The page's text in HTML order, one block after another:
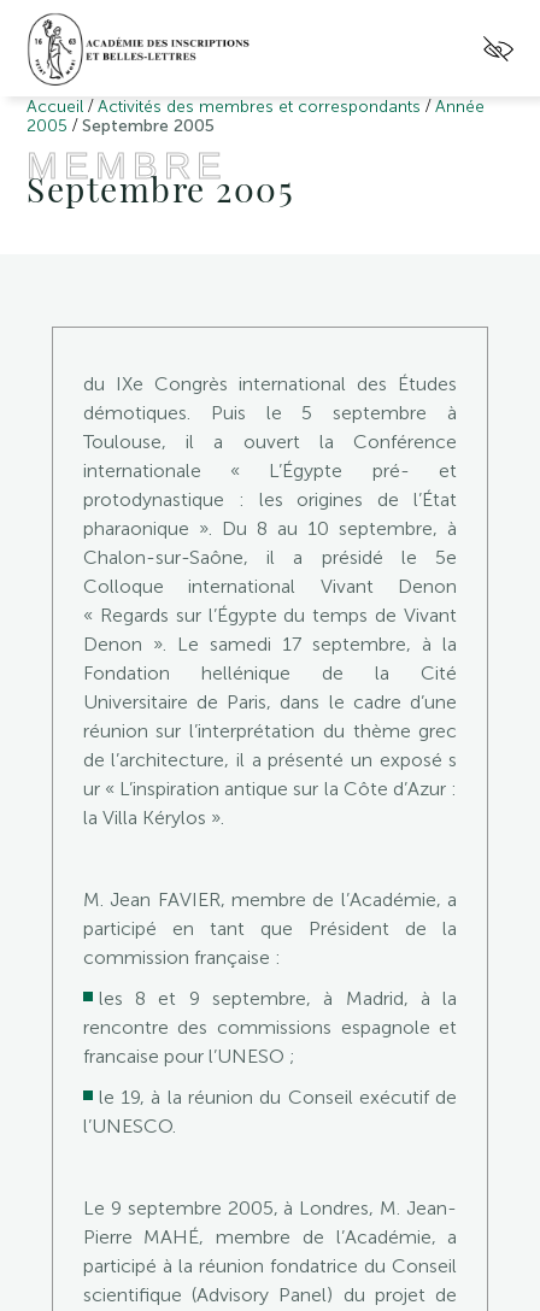
Accueil /Activités des membres et correspondants /Année
2005 /Septembre 2005
MEMBRE
Septembre 2005
du IXe Congrès international des Études
démotiques. Puis le 5 septembre à
Toulouse, il a ouvert la Conférence
internationale « L’Égypte pré- et
protodynastique : les origines de l’État
pharaonique ». Du 8 au 10 septembre, à
Chalon-sur-Saône, il a présidé le 5e
Colloque international Vivant Denon
« Regards sur l’Égypte du temps de Vivant
Denon ». Le samedi 17 septembre, à la
Fondation hellénique de la Cité
Universitaire de Paris, dans le cadre d’une
réunion sur l’interprétation du thème grec
de l’architecture, il a présenté un exposé s
ur « L’inspiration antique sur la Côte d’Azur :
la Villa Kérylos ».
M. Jean FAVIER, membre de l’Académie, a
participé en tant que Président de la
commission française :
les 8 et 9 septembre, à Madrid, à la
rencontre des commissions espagnole et
francaise pour l’UNESO ;
le 19, à la réunion du Conseil exécutif de
l’UNESCO.
Le 9 septembre 2005, à Londres, M. Jean-
Pierre MAHÉ, membre de l’Académie, a
participé à la réunion fondatrice du Conseil
scientifique (Advisory Panel) du projet de